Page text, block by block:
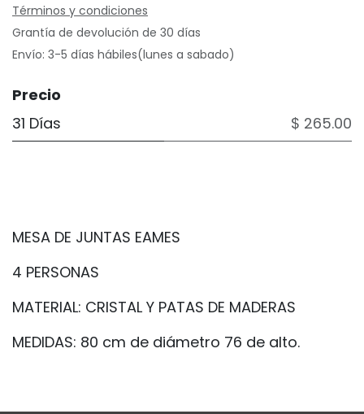
Términos y condiciones
Grantía de devolución de 30 días
Envío: 3-5 días hábiles(lunes a sabado)
Precio
31 Días
$ 265.00
MESA DE JUNTAS EAMES
4 PERSONAS
MATERIAL: CRISTAL Y PATAS DE MADERAS
MEDIDAS: 80 cm de diámetro 76 de alto.